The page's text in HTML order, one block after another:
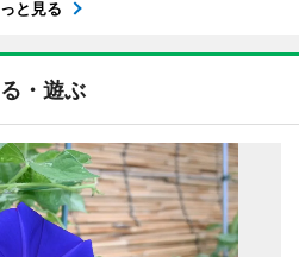
と見る
・遊ぶ